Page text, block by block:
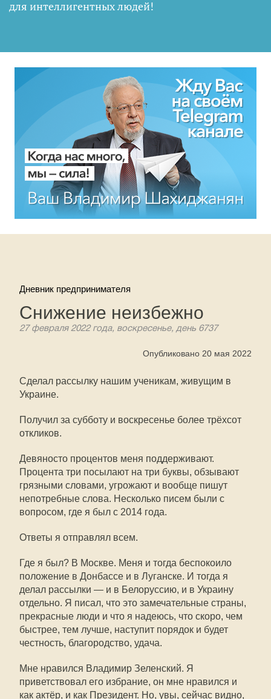
для интеллигентных людей!
Дневник предпринимателя
Снижение неизбежно
27 февраля 2022 года, воскресенье, день 6737
Опубликовано 20 мая 2022
Сделал рассылку нашим ученикам, живущим в
Украине.
Получил за субботу и воскресенье более трёхсот
откликов.
Девяносто процентов меня поддерживают.
Процента три посылают на три буквы, обзывают
грязными словами, угрожают и вообще пишут
непотребные слова. Несколько писем были с
вопросом, где я был с 2014 года.
Ответы я отправлял всем.
Где я был? В Москве. Меня и тогда беспокоило
положение в Донбассе и в Луганске. И тогда я
делал рассылки — и в Белоруссию, и в Украину
отдельно. Я писал, что это замечательные страны,
прекрасные люди и что я надеюсь, что скоро, чем
быстрее, тем лучше, наступит порядок и будет
честность, благородство, удача.
Мне нравился Владимир Зеленский. Я
приветствовал его избрание, он мне нравился и
как актёр, и как Президент. Но, увы, сейчас видно,